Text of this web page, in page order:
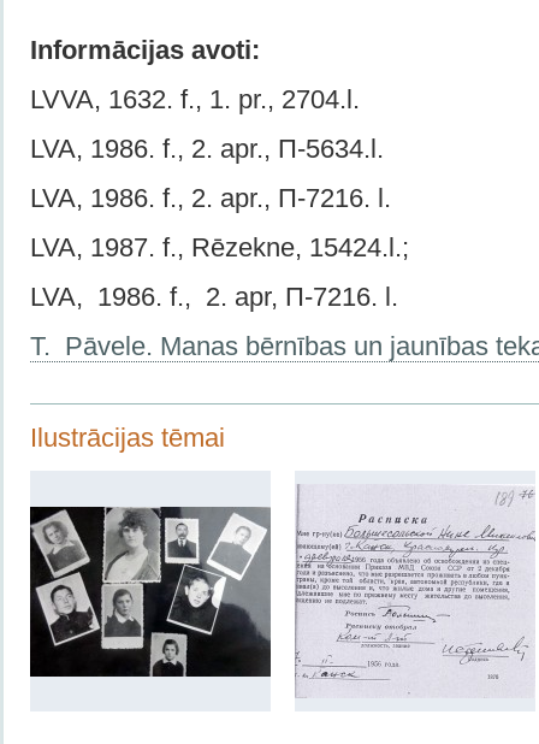
Informācijas avoti:
LVVA, 1632. f., 1. pr., 2704.l.
LVA, 1986. f., 2. apr., П-5634.l.
LVA, 1986. f., 2. apr., П-7216. l.
LVA, 1987. f., Rēzekne, 15424.l.;
LVA, 1986. f., 2. apr, П-7216. l.
T. Pāvele. Manas bērnības un jaunības
Ilustrācijas tēmai